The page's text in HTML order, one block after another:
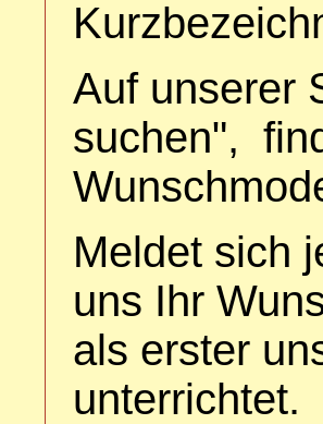
Auf unserer
suchen",
Meldet sich
uns Ihr
als erster
unterrichtet.